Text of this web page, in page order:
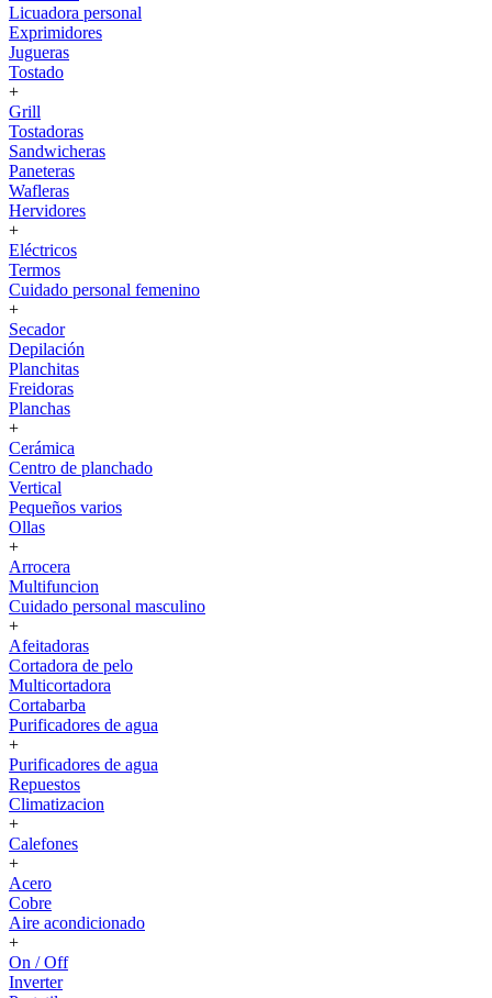
Licuadora personal
Exprimidores
Jugueras
Tostado
+
Grill
Tostadoras
Sandwicheras
Paneteras
Wafleras
Hervidores
+
Eléctricos
Termos
Cuidado personal femenino
+
Secador
Depilación
Planchitas
Freidoras
Planchas
+
Cerámica
Centro de planchado
Vertical
Pequeños varios
Ollas
+
Arrocera
Multifuncion
Cuidado personal masculino
+
Afeitadoras
Cortadora de pelo
Multicortadora
Cortabarba
Purificadores de agua
+
Purificadores de agua
Repuestos
Climatizacion
+
Calefones
+
Acero
Cobre
Aire acondicionado
+
On / Off
Inverter